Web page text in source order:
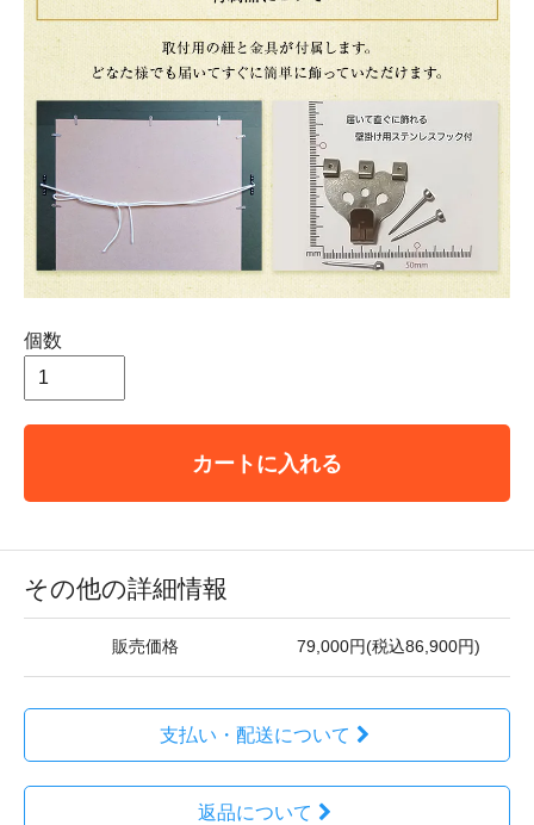
個数
カートに入れる
その他の詳細情報
販売価格 79,000円(税込86,900円)
支払い・配送について
返品について